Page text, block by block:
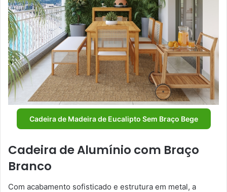
Cadeira de Madeira de Eucalipto Sem Braço Bege
Cadeira de Alumínio com Braço
Branco
Com acabamento sofisticado e estrutura em metal, a